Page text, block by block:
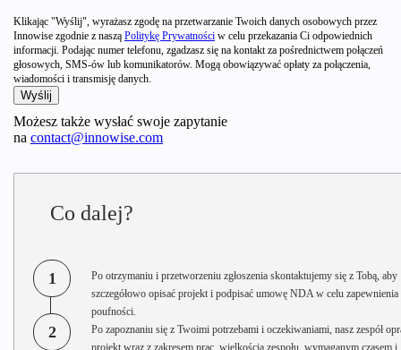
Klikając "Wyślij", wyrażasz zgodę na przetwarzanie Twoich danych osobowych przez
Innowise zgodnie z naszą Politykę Prywatności w celu przekazania Ci odpowiednich
informacji. Podając numer telefonu, zgadzasz się na kontakt za pośrednictwem połączeń
głosowych, SMS-ów lub komunikatorów. Mogą obowiązywać opłaty za połączenia,
wiadomości i transmisję danych.
Możesz także wysłać swoje zapytanie
na contact@innowise.com
Co dalej?
1
Po otrzymaniu i przetworzeniu zgłoszenia skontaktujemy się z Tobą, aby
szczegółowo opisać projekt i podpisać umowę NDA w celu zapewnienia
poufności.
2
Po zapoznaniu się z Twoimi potrzebami i oczekiwaniami, nasz zespół
projekt wraz z zakresem prac, wielkością zespołu, wymaganym czasem i